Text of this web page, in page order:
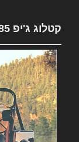
קטלוג ג'יפ 1985